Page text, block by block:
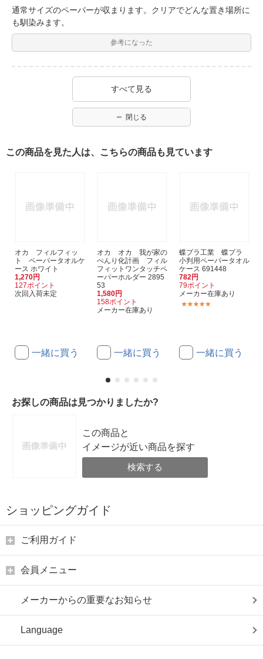
通常サイズのペーパーが収まります。クリアでどんな置き場所に
も馴染みます。
参考になった
すべて見る
閉じる
この商品を見た人は、こちらの商品も見ています
オカ フィルフィッ
ト ペーパータオルケ
ース ホワイト
1,270円
127ポイント
次回入荷未定
一緒に買う
オカ オカ 我が家の
べんり化計画 フィル
フィットワンタッチペ
ーパーホルダー 2895
53
1,580円
158ポイント
メーカー在庫あり
一緒に買う
蝶プラ工業 蝶プラ
小判用ペーパータオル
ケース 691448
782円
79ポイント
メーカー在庫あり
一緒に買う
お探しの商品は見つかりましたか?
この商品と
イメージが近い商品を探す
検索する
ショッピングガイド
ご利用ガイド
会員メニュー
メーカーからの重要なお知らせ
Language